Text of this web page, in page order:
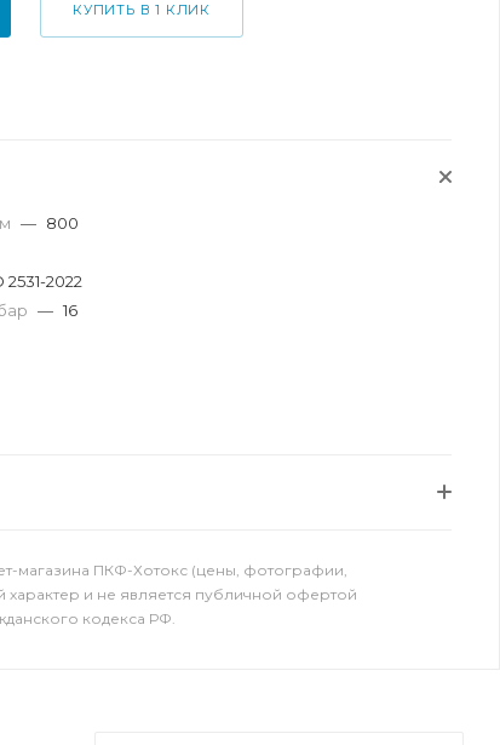
КУПИТЬ В 1 КЛИК
— 800
2022
— 16
магазина ПКФ-Хотокс (цены, фотографии,
характер и не является публичной офертой
кодекса РФ.